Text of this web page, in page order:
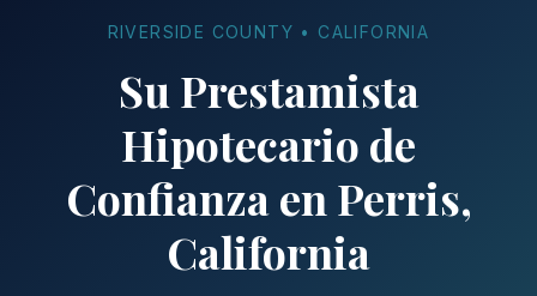
RIVERSIDE COUNTY • CALIFORNIA
Su Prestamista
Hipotecario de
Confianza en Perris,
California